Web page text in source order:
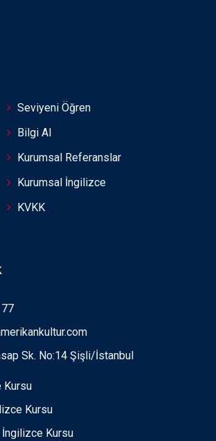
Seviyeni Öğren
Bilgi Al
Kurumsal Referanslar
Kurumsal İngilizce
KVKK
Sk. No:14 Şişli/İstanbul
Kursu
Kursu
Kursu